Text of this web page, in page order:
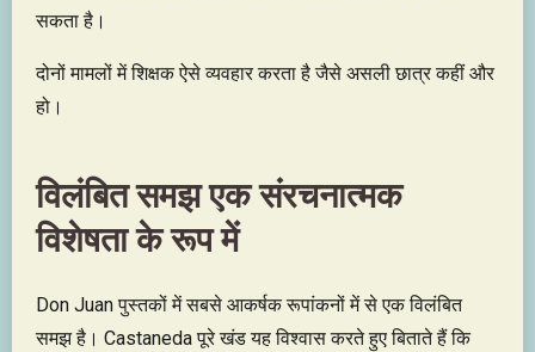
सकता है।
दोनों मामलों में शिक्षक ऐसे व्यवहार करता है जैसे असली छात्र कहीं और
हो।
विलंबित समझ एक संरचनात्मक
विशेषता के रूप में
Don Juan पुस्तकों में सबसे आकर्षक रूपांकनों में से एक विलंबित
समझ है। Castaneda पूरे खंड यह विश्वास करते हुए बिताते हैं कि